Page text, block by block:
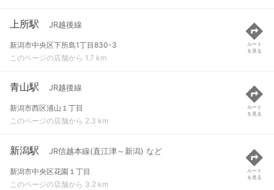
上所駅 JR越後線
新潟市中央区下所島1丁目830-3
このページの店舗から 1.7 km
ルート
を見る
青山駅 JR越後線
新潟市西区浦山１丁目
このページの店舗から 2.3 km
ルート
を見る
新潟駅 JR信越本線(直江津～新潟) など
新潟市中央区花園１丁目
このページの店舗から 3.2 km
ルート
を見る